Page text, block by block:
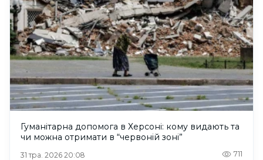
Гуманітарна допомога в Херсоні: кому видають та
чи можна отримати в “червоній зоні”
31 тра. 2026 20:08 711